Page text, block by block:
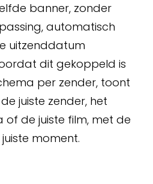
banner, zonder
automatisch
uitzenddatum
dit gekoppeld is
per zender, toont
juiste zender, het
de juiste film, met de
moment.